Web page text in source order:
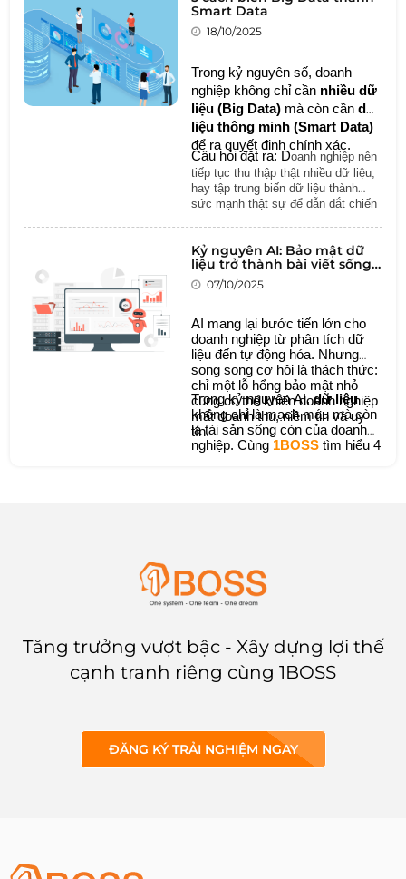
mở rộng.
Smart Data
18/10/2025
Trong kỷ nguyên số, doanh
nghiệp không chỉ cần nhiều dữ
liệu (Big Data) mà còn cầndữ
liệu thông minh (Smart Data)
để ra quyết định chính xác.
Câu hỏi đặt ra: Doanh nghiệp nên
tiếp tục thu thập thật nhiều dữ liệu,
hay tập trung biến dữ liệu thành
sức mạnh thật sự để dẫn dắt chiến
Kỷ nguyên AI: Bảo mật dữ
liệu trở thành bài viết sống
còn07/10/2025
AI mang lại bước tiến lớn cho
doanh nghiệp từ phân tích dữ
liệu đến tự động hóa. Nhưng
song song cơ hội là thách thức:
chỉ một lỗ hổng bảo mật nhỏ
cũng có thể khiến doanh nghiệp
mất doanh thu, niềm tin và uy
tín.
Trong kỷ nguyên AI,dữ liệu
không chỉ là mạch máu mà còn
là tài sản sống còn của doanh
nghiệp. Cùng 1BOSS tìm hiểu 4
Tăng trưởng vượt bậc - Xây dựng lợi thế
cạnh tranh riêng cùng 1BOSS
ĐĂNG KÝ TRẢI NGHIỆM NGAY